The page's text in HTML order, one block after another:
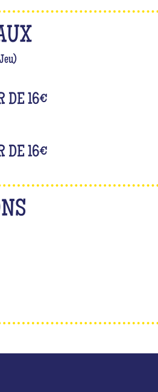
DE 16€
DE 16€